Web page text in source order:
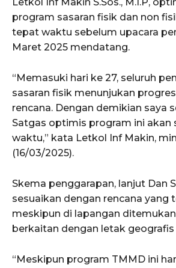
program sasaran fisik dan non
tepat waktu sebelum upacara
Maret 2025 mendatang.
“Memasuki hari ke 27, seluruh
sasaran fisik menunjukan
rencana. Dengan demikian saya
Satgas optimis program ini akan
waktu,” kata Letkol Inf Makin,
(16/03/2025).
Skema penggarapan, lanjut Dan
sesuaikan dengan rencana yang
meskipun di lapangan
berkaitan dengan letak
“Meskipun program TMMD ini